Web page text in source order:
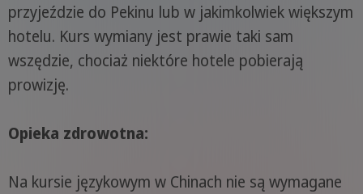
przyjeździe do Pekinu lub w jakimkolwiek większym
hotelu. Kurs wymiany jest prawie taki sam
wszędzie, chociaż niektóre hotele pobierają
prowizję.
Opieka zdrowotna:
Na kursie językowym w Chinach nie są wymagane